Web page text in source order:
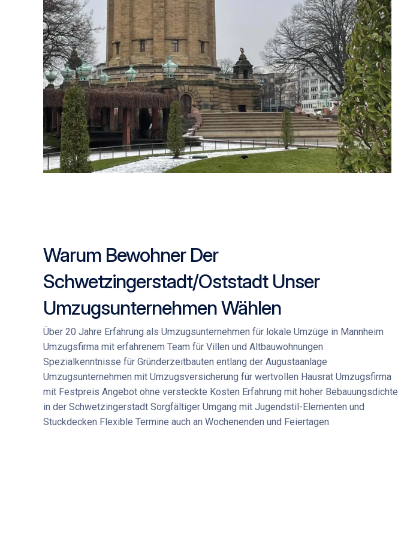
Warum Bewohner Der
Schwetzingerstadt/Oststadt Unser
Umzugsunternehmen Wählen
Über 20 Jahre Erfahrung als Umzugsunternehmen für lokale Umzüge in Mannheim
Umzugsfirma mit erfahrenem Team für Villen und Altbauwohnungen
Spezialkenntnisse für Gründerzeitbauten entlang der Augustaanlage
Umzugsunternehmen mit Umzugsversicherung für wertvollen Hausrat Umzugsfirma
mit Festpreis Angebot ohne versteckte Kosten Erfahrung mit hoher Bebauungsdichte
in der Schwetzingerstadt Sorgfältiger Umgang mit Jugendstil-Elementen und
Stuckdecken Flexible Termine auch an Wochenenden und Feiertagen